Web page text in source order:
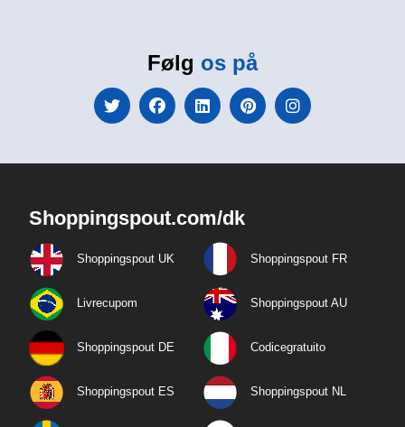
Følg os på
Shoppingspout.com/dk
Shoppingspout UK Shoppingspout FR
Livrecupom Shoppingspout AU
Shoppingspout DE Codicegratuito
Shoppingspout ES Shoppingspout NL